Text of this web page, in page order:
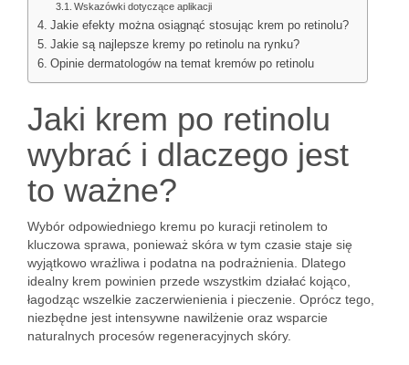
Wskazówki dotyczące aplikacji
Jakie efekty można osiągnąć stosując krem po retinolu?
Jakie są najlepsze kremy po retinolu na rynku?
Opinie dermatologów na temat kremów po retinolu
Jaki krem po retinolu
wybrać i dlaczego jest
to ważne?
Wybór odpowiedniego kremu po kuracji retinolem to
kluczowa sprawa, ponieważ skóra w tym czasie staje się
wyjątkowo wrażliwa i podatna na podrażnienia. Dlatego
idealny krem powinien przede wszystkim działać kojąco,
łagodząc wszelkie zaczerwienienia i pieczenie. Oprócz tego,
niezbędne jest intensywne nawilżenie oraz wsparcie
naturalnych procesów regeneracyjnych skóry.